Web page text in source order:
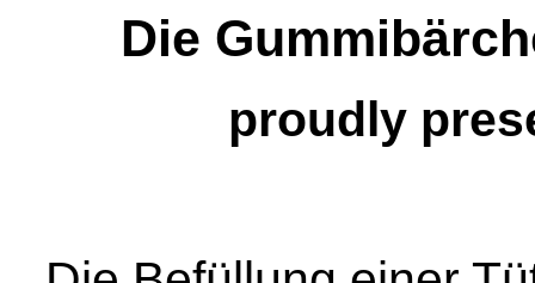
Die
proudly